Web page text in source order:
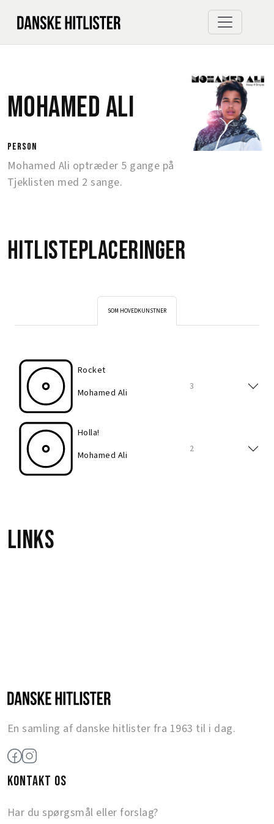
Mohamed Ali
person
Mohamed Ali optræder 5 gange på
Tjeklisten med 2 sange.
Hitlisteplaceringer
SOM HOVEDKUNSTNER
Rocket
Mohamed Ali
3
Holla!
Mohamed Ali
2
Links
En samling af danske hitlister fra 1963 til i dag.
KONTAKT OS
Har du spørgsmål eller forslag?